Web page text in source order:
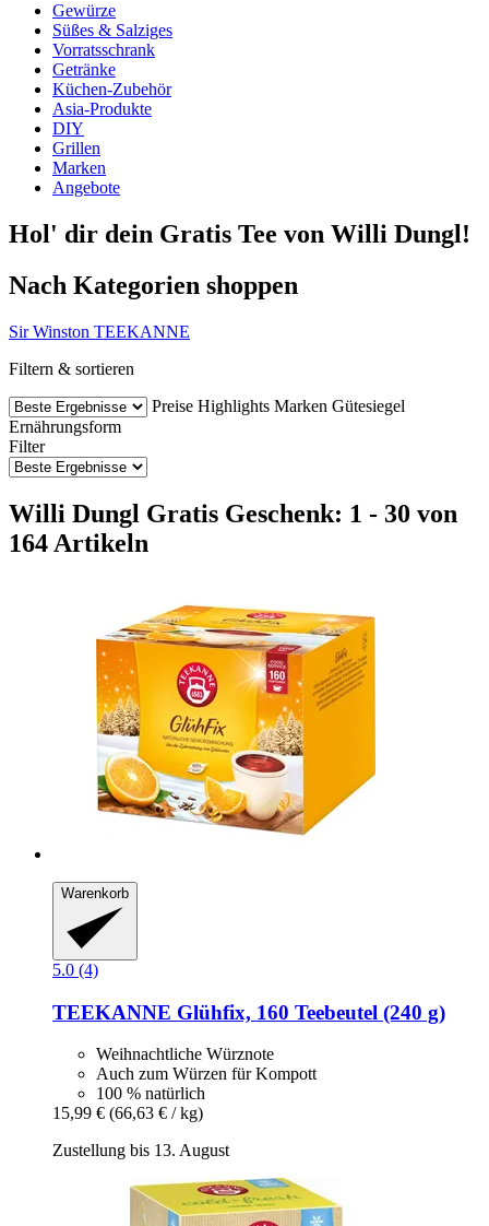
Gewürze
Süßes & Salziges
Vorratsschrank
Getränke
Küchen-Zubehör
Asia-Produkte
DIY
Grillen
Marken
Angebote
Hol' dir dein Gratis Tee von Willi Dungl!
Nach Kategorien shoppen
Sir Winston TEEKANNE
Filtern & sortieren
Preise Highlights Marken Gütesiegel
Ernährungsform
Filter
Willi Dungl Gratis Geschenk: 1 - 30 von
164 Artikeln
Warenkorb
5.0 (4)
TEEKANNE Glühfix, 160 Teebeutel (240 g)
Weihnachtliche Würznote
Auch zum Würzen für Kompott
100 % natürlich
15,99 € (66,63 € / kg)
Zustellung bis 13. August